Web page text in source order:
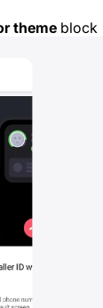
theme block